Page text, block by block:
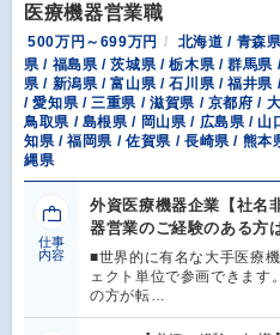
医療機器営業職
500万円～699万円
北海道 / 青森
県 / 福島県 / 茨城県 / 栃木県 / 群馬県
県 / 新潟県 / 富山県 / 石川県 / 福井
/ 愛知県 / 三重県 / 滋賀県 / 京都府 /
鳥取県 / 島根県 / 岡山県 / 広島県 /
知県 / 福岡県 / 佐賀県 / 長崎県 / 熊
縄県
仕事
内容
外資医療機器企業【社名
器営業のご経験のある方
■世界的に有名な大手医療
ェクト単位で参画できま
の方が転…